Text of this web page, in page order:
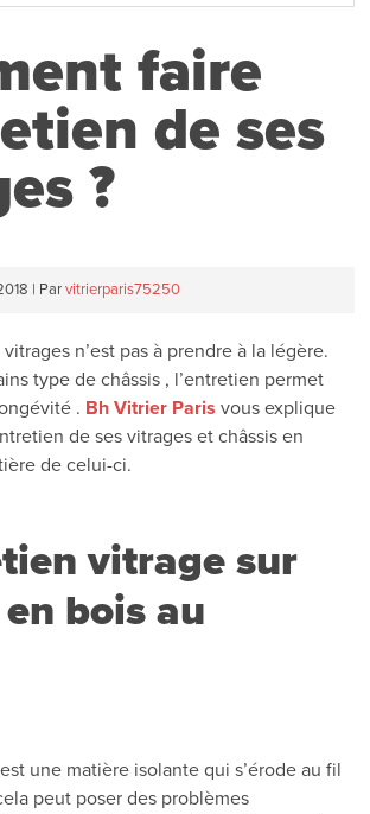
faire
de ses
?
| Par vitrierparis75250
n’est pas à prendre à la légère.
type de châssis , l’entretien permet
. Bh Vitrier Paris vous explique
de ses vitrages et châssis en
de celui-ci.
vitrage sur
bois au
une matière isolante qui s’érode au fil
peut poser des problèmes